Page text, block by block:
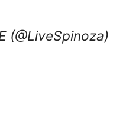
(@LiveSpinoza)